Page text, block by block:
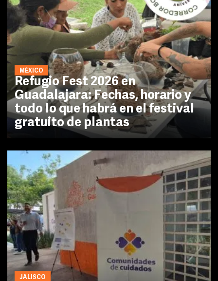
MÉXICO
Refugio Fest 2026 en
Guadalajara: Fechas, horario y
todo lo que habrá en el festival
gratuito de plantas
JALISCO